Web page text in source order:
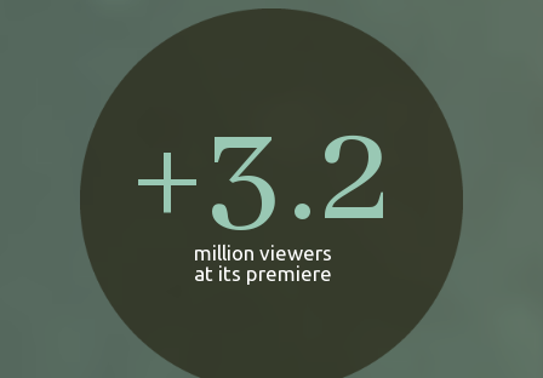
+3.2
million viewers
at its premiere